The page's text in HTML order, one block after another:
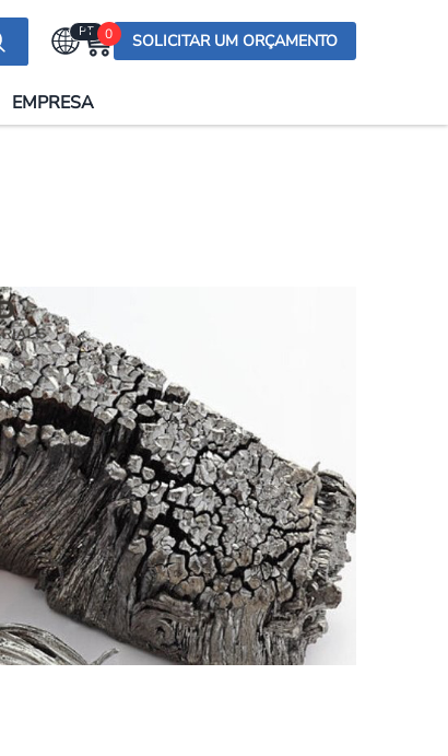
PT
English (US)
Italiano
日本語
Русский
한국어
Português
العربية
Nederland
Polska
Sverige
भारत
0 SOLICITAR UM ORÇAMENTO
EMPRESA